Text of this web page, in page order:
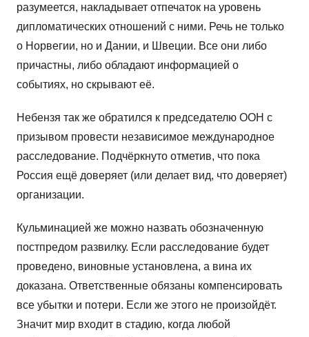
разумеется, накладывает отпечаток на уровень
дипломатических отношений с ними. Речь не только
о Норвегии, но и Дании, и Швеции. Все они либо
причастны, либо обладают информацией о
событиях, но скрывают её.
Небензя так же обратился к председателю ООН с
призывом провести независимое международное
расследование. Подчёркнуто отметив, что пока
Россия ещё доверяет (или делает вид, что доверяет)
организации.
Кульминацией же можно назвать обозначенную
постпредом развилку. Если расследование будет
проведено, виновные установлена, а вина их
доказана. Ответственные обязаны компенсировать
все убытки и потери. Если же этого не произойдёт.
Значит мир входит в стадию, когда любой